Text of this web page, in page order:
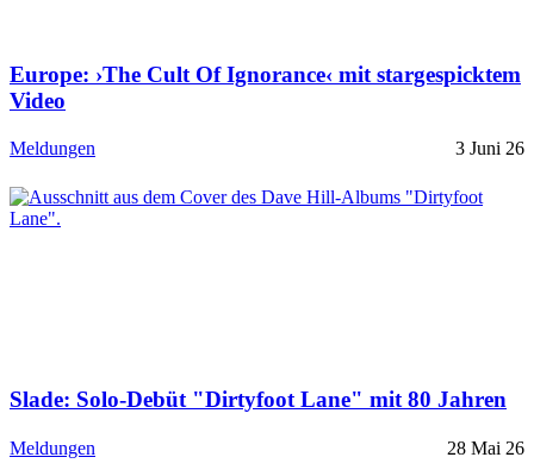
Europe: ›The Cult Of Ignorance‹ mit stargespicktem
Video
Meldungen 3 Juni 26
Slade: Solo-Debüt "Dirtyfoot Lane" mit 80 Jahren
Meldungen 28 Mai 26